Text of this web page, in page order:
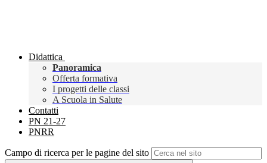
Didattica
Panoramica
Offerta formativa
I progetti delle classi
A Scuola in Salute
Contatti
PN 21-27
PNRR
Campo di ricerca per le pagine del sito